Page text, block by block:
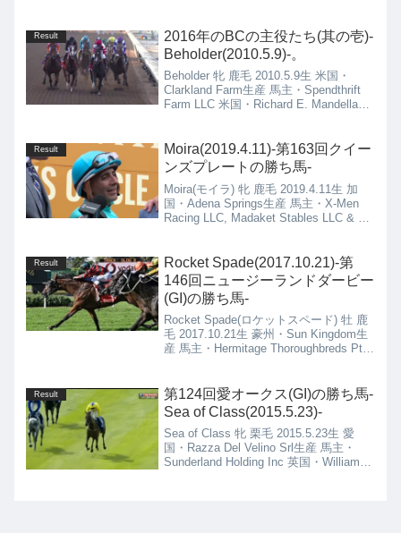
Result
2016年のBCの主役たち(其の壱)-
Beholder(2010.5.9)-。
Beholder 牝 鹿毛 2010.5.9生 米国・
Clarkland Farm生産 馬主・Spendthrift
Farm LLC 米国・Richard E. Mandella厩
Result
Moira(2019.4.11)-第163回クイー
ンズプレートの勝ち馬-
Moira(モイラ) 牝 鹿毛 2019.4.11生 加
国・Adena Springs生産 馬主・X-Men
Racing LLC, Madaket Stables LLC & SF
Result
Rocket Spade(2017.10.21)-第
146回ニュージーランドダービー
(GI)の勝ち馬-
Rocket Spade(ロケットスペード) 牡 鹿
毛 2017.10.21生 豪州・Sun Kingdom生
産 馬主・Hermitage Thoroughbreds Pty
Result
第124回愛オークス(GI)の勝ち馬-
Sea of Class(2015.5.23)-
Sea of Class 牝 栗毛 2015.5.23生 愛
国・Razza Del Velino Srl生産 馬主・
Sunderland Holding Inc 英国・William